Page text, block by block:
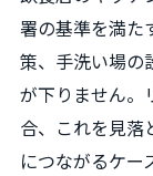
署の基準を満た
策、手洗い場の
が下りません。
合、これを見落
につながるケー